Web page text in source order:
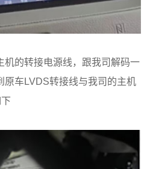
机的转接电源线，跟我司解码一
原车LVDS转接线与我司的主机